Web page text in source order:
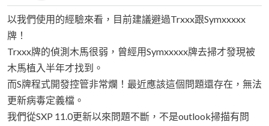
以我們使用的經驗來看，目前建議避過Trxxx跟Symxxxxx
牌！
Trxxx牌的偵測木馬很弱，曾經用Symxxxxx牌去掃才發現被
木馬植入半年才找到。
而S牌程式開發控管非常爛！最近應該這個問題還存在，無法
更新病毒定義檔。
我們從SXP 11.0更新以來問題不斷，不是outlook掃描有問